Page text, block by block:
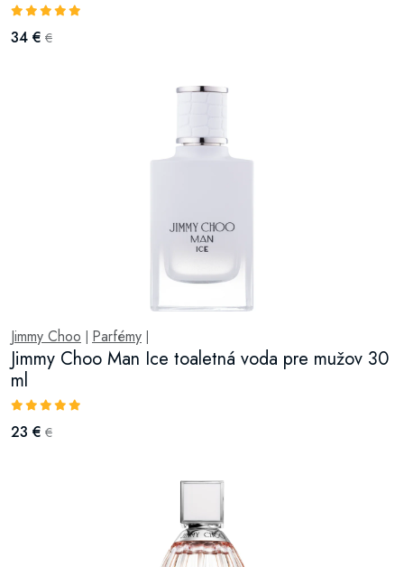
34 € €
Jimmy Choo Parfémy
Jimmy Choo Man Ice toaletná voda pre mužov 30
ml
23 € €